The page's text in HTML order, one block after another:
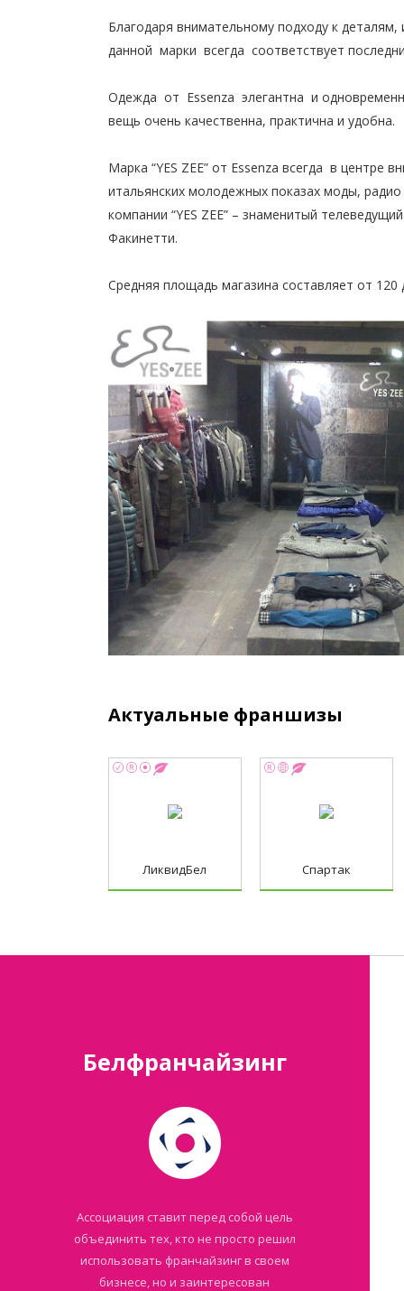
Благодаря внимательному подходу к
данной марки всегда соответствует
Одежда от Essenza элегантна и
вещь очень качественна, практична и удобна.
Марка “YES ZEE” от Еssenza всегда в центре
итальянских молодежных показах моды,
компании “YES ZEE” – знаменитый
Факинетти.
Средняя площадь магазина составляет от 120
Актуальные франшизы
ЛиквидБел Спартак
Белфранчайзинг
Ассоциация ставит перед собой цель
объединить тех, кто не просто решил
использовать франчайзинг в своем
бизнесе, но и заинтересован